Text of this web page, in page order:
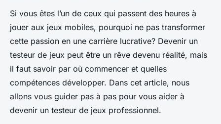
Si vous êtes l’un de ceux qui passent des heures à
jouer aux jeux mobiles, pourquoi ne pas transformer
cette passion en une carrière lucrative? Devenir un
testeur de jeux peut être un rêve devenu réalité, mais
il faut savoir par où commencer et quelles
compétences développer. Dans cet article, nous
allons vous guider pas à pas pour vous aider à
devenir un testeur de jeux professionnel.